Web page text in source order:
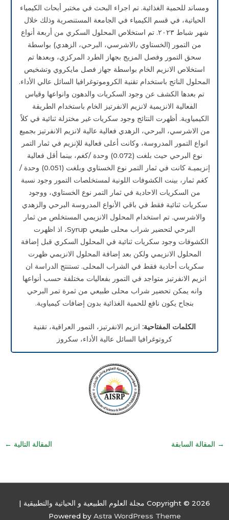
ومساند للحمية الغذائية. تم اجراء البحث في مختبر أبحاث الكيمياء
الحياتية، في قسم الكيمياء في الجامعة المستنصرية وذلك خلال
شهر شباط ٢٠٢٣. تم استخلاص المحلول السكري من أربعة أنواع
من التمور (الخستاوي ٫الاشرسي، البرحي، الزهدي) بواسطة
سحق التمور وفصل المزيج بجهاز الطرد المركزي، وبعدها تم
استخلاص الانزيم الخام بواسطة جهاز فصل مايكروي وتشخيص
المحلول الناتج باستخدام تقنية الكروموتوغرافيا السائل عالي الأداء.
تم بعدها الكشف عن وجود السكريات والدهون وانواعها وقياس
الفعالية الانزيمية لانزيم الانفرتيز الخام باستخدام الطريقة
الكيمياوية. أظهرت النتائج وجود سكريات غير مختزلة ثنائية في كلاً
من الاشرسي، البرحي، الزهدي فعالية عالية لانزيم الانفرتيز بجميع
انواع التمور المدروسة، وكانت أعلى فعالية للإنزيم في ثمار التمر
نوع البرحي حيث بلغت (0.072) وحدة /كغم، بينما أقل فعالية
إنزيميـة كانت في ثمار التمر نوع الخستاوي وبلغت (0.051) وحدة /
كغم ثمار، بينت الكشوفات اللونية لمستخلصات التمور وجود نسبة
من السكريات الاحادية في ثمار التمر نوع الخستاوي، ووجود
سكريات ثنائية فقط في باقي الأنواع المدروسة البرحي والزهدي
والاشرسي. تم استخدام المحلول الانزيمي المستخلص من ثمار
البرحي لتحضير شراب محلى طبيعي Syrup، اذ اظهرت
الكشوفات وجود سكريات ثنائية في المحلول السكري قبل إضافة
المحلول الانزيمي ولكن بعد إضافة المحلول الانزيمي ظهرت
سكريات أحادية فقط في الشراب المحلى. تستنتج الدراسة ان
انزيم الانفرتيز متواجد في التمور بفعاليات مختلفة حسب أنواعها
وانه يمكن تحضير شراب محلى طبيعي من ثمرة تمر البرحي
بنجاح يكون نافع للحمية الغذائية بدون إضافات كيمياوية.
الكلمات المفتاحية: انزيم الانفرتيز، التمور العراقية، تقنية
كروتوغرافيا السائل عالية الأداء، سكروز
→ المقالة السابقة المقالة التالية ←
Copyright © 2026 مجلة العلوم الطبيعية و الحياتية والتطبيقية |
Powered by Astra WordPress Theme